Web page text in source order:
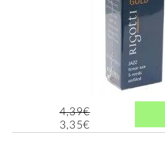
4,39€
3,35€